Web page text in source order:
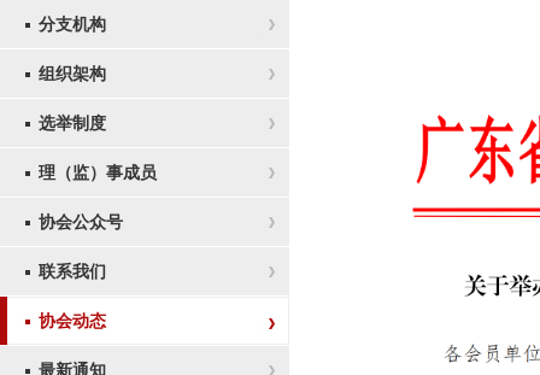
分支机构
组织架构
选举制度
理（监）事成员
协会公众号
联系我们
协会动态
最新通知